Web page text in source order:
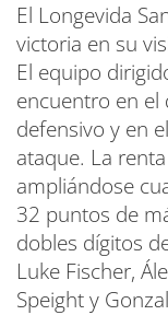
El Longevida
victoria en su
El equipo
encuentro en el
defensivo y en
ataque. La
ampliándose
32 puntos de
dobles dígitos
Luke Fischer,
Speight y